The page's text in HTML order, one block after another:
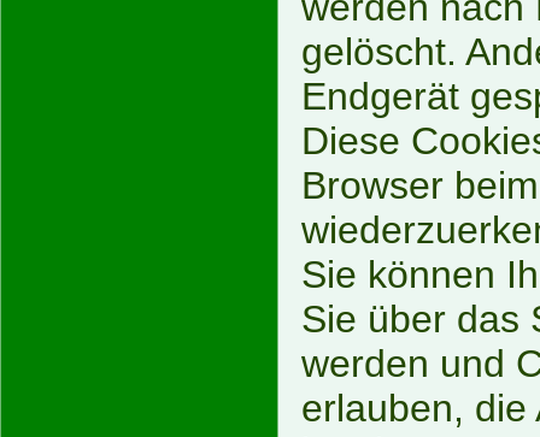
gelöscht.
Endgerät
Diese
Browser
Sie können
Sie über das
werden und
erlauben, die